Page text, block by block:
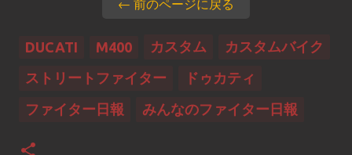
← 前のページに戻る
DUCATI M400 カスタム
カスタムバイク
ストリートファイター
ドゥカティ
ファイター日報
みんなのファイター日報